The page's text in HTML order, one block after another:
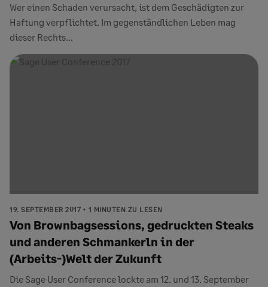
Wer einen Schaden verursacht, ist dem Geschädigten zur
Haftung verpflichtet. Im gegenständlichen Leben mag
dieser Rechts...
19. SEPTEMBER 2017 1 MINUTEN ZU LESEN
Von Brownbagsessions, gedruckten Steaks
und anderen Schmankerln in der
(Arbeits-)Welt der Zukunft
Die Sage User Conference lockte am 12. und 13. September